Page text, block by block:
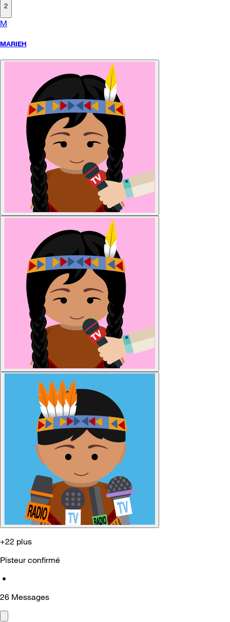
2
M
MARIEH
+22 plus
Pisteur confirmé
•
26 Messages